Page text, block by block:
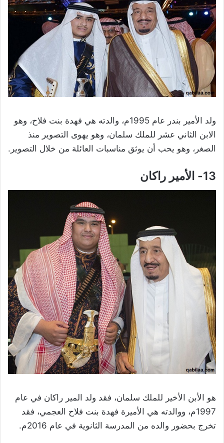
ولد الأمير بندر عام 1995م، والدته هي فهدة بنت فلاح، وهو
الابن الثاني عشر للملك سلمان، وهو يهوى التصوير منذ
الصغر، وهو يحب أن يوثق مناسبات العائلة من خلال التصوير.
13- الأمير راكان
هو الأبن الأخير للملك سلمان، فقد ولد المير راكان في عام
1997م، ووالدته هي الأميرة فهدة بنت فلاح العجمي، فقد
تخرج بحضور والده من المدرسة الثانوية في عام 2016م.